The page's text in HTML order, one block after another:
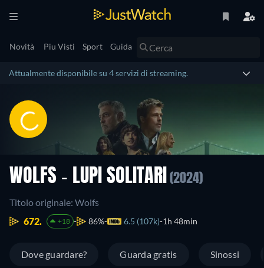
Novità Piu Visti Sport Guida
Attualmente disponibile su 4 servizi di streaming.
WOLFS - LUPI SOLITARI (2024)
Titolo originale: Wolfs
672.
+18 86% 6.5 (107k) 1h 48min
Dove guardare? Guarda gratis Sinossi